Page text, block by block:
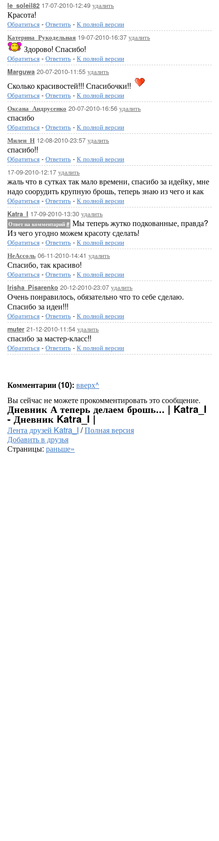
le_soleil82 17-07-2010-12:49 удалить
Красота!
Обратиться - Ответить - К полной версии
Катерина_Рукодельная 19-07-2010-16:37 удалить
Здорово! Спасибо!
Обратиться - Ответить - К полной версии
Marguwa 20-07-2010-11:55 удалить
Сколько красивостей!!! Спасибочки!!
Обратиться - Ответить - К полной версии
Оксана_Андрусенко 20-07-2010-16:56 удалить
спасибо
Обратиться - Ответить - К полной версии
Милен_Н 12-08-2010-23:57 удалить
спасибо!!
Обратиться - Ответить - К полной версии
17-09-2010-12:17 удалить
жаль что в сутках так мало времени, спасибо за идейку, мне
надо соорудить крупную брошь, теперь знаю из чего и как
Обратиться - Ответить - К полной версии
Katra_I 17-09-2010-13:30 удалить
Ответ на комментарий # Мы теперь жутко подкованные, правда?
Из чего угодно можем красоту сделать!
Обратиться - Ответить - К полной версии
НеАссоль 06-11-2010-14:41 удалить
Спасибо, так красиво!
Обратиться - Ответить - К полной версии
Irisha_Pisarenko 20-12-2010-23:07 удалить
Очень понравилось, обязательно что то себе сделаю.
Спасибо за идеи!!!
Обратиться - Ответить - К полной версии
muter 21-12-2010-11:54 удалить
спасибо за мастер-класс!!
Обратиться - Ответить - К полной версии
Комментарии (10): вверх^
Вы сейчас не можете прокомментировать это сообщение.
Дневник А теперь делаем брошь... | Katra_I
- Дневник Katra_I |
Лента друзей Katra_I /Полная версия
Добавить в друзья
Страницы: раньше»